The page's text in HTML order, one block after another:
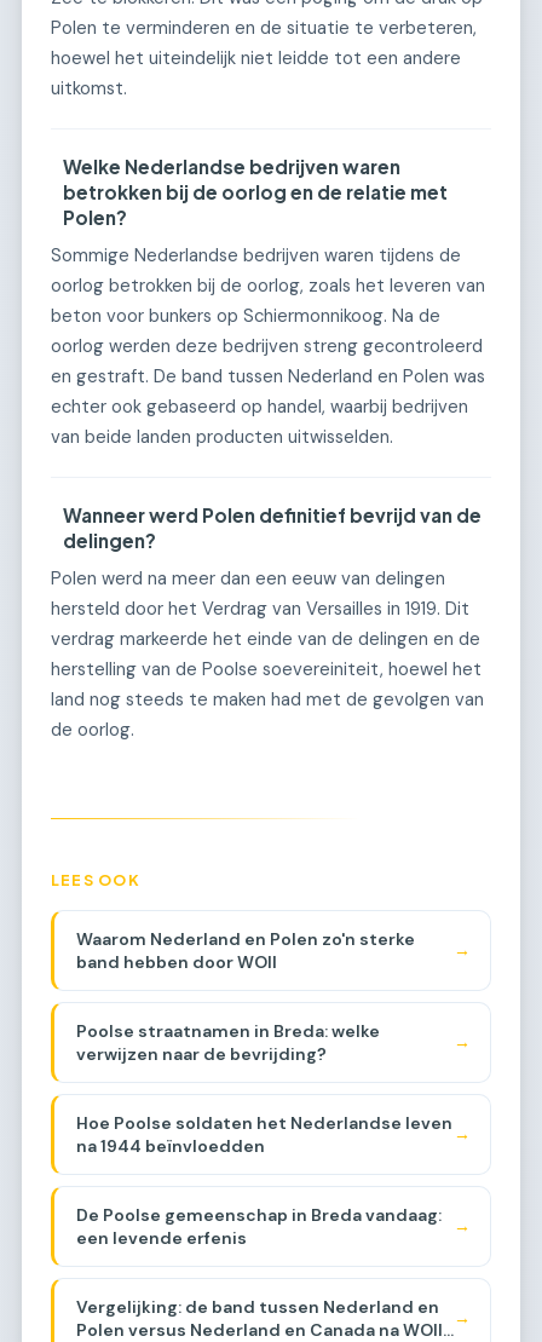
Polen te verminderen en de situatie te verbeteren,
hoewel het uiteindelijk niet leidde tot een andere
uitkomst.
Welke Nederlandse bedrijven waren
betrokken bij de oorlog en de relatie met
Polen?
Sommige Nederlandse bedrijven waren tijdens de
oorlog betrokken bij de oorlog, zoals het leveren van
beton voor bunkers op Schiermonnikoog. Na de
oorlog werden deze bedrijven streng gecontroleerd
en gestraft. De band tussen Nederland en Polen was
echter ook gebaseerd op handel, waarbij bedrijven
van beide landen producten uitwisselden.
Wanneer werd Polen definitief bevrijd van de
delingen?
Polen werd na meer dan een eeuw van delingen
hersteld door het Verdrag van Versailles in 1919. Dit
verdrag markeerde het einde van de delingen en de
herstelling van de Poolse soevereiniteit, hoewel het
land nog steeds te maken had met de gevolgen van
de oorlog.
LEES OOK
Waarom Nederland en Polen zo'n sterke
band hebben door WOII
→
Poolse straatnamen in Breda: welke
verwijzen naar de bevrijding?
→
Hoe Poolse soldaten het Nederlandse leven
na 1944 beïnvloedden
→
De Poolse gemeenschap in Breda vandaag:
een levende erfenis
→
Vergelijking: de band tussen Nederland en
Polen versus Nederland en Canada na WOII
→